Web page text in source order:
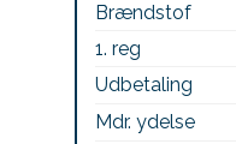
Brændstof
1. reg
Udbetaling
Mdr. ydelse